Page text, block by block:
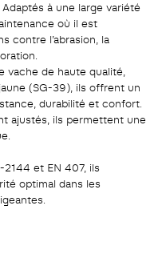
à une large variété
où il est
contre l’abrasion, la
vache de haute qualité,
(SG-39), ils offrent un
durabilité et confort.
ajustés, ils permettent une
et EN 407, ils
optimal dans les